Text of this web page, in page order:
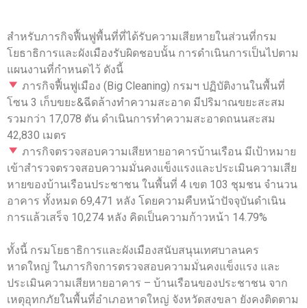
สำหรับภารกิจฟื้นฟูพื้นที่ที่ได้รับความเสียหายในส่วนที่กรม
โยธาธิการและผังเมืองรับผิดชอบนั้น การดำเนินการเป็นไปตาม
แผนงานที่กำหนดไว้ ดังนี้
ภารกิจฟื้นฟูเมือง (Big Cleaning) กรมฯ ปฏิบัติงานในพื้นที่
โซน 3 เก็บขยะ&ฉีดล้างทำความสะอาด มีปริมาณขยะสะสม
รวมกว่า 17,078 ตัน ดำเนินการทำความสะอาดถนนสะสม
42,830 เมตร
ภารกิจตรวจสอบความเสียหายอาคารบ้านเรือน มีเป้าหมาย
เข้าสำรวจตรวจสอบความมั่นคงแข็งแรงและประเมินความเสีย
หายของบ้านเรือนประชาชน ในพื้นที่ 4 เขต 103 ชุมชน จำนวน
อาคาร ทั้งหมด 69,471 หลัง โดยความคืบหน้าปัจจุบันดำเนิน
การแล้วเสร็จ 10,274 หลัง คิดเป็นความก้าวหน้า 14.79%
ทั้งนี้ กรมโยธาธิการและผังเมืองสนับสนุนเทศบาลนคร
หาดใหญ่ ในภารกิจการตรวจสอบความมั่นคงแข็งแรง และ
ประเมินความเสียหายอาคาร – บ้านเรือนของประชาชน จาก
เหตุอุทกภัยในพื้นที่อำเภอหาดใหญ่ จังหวัดสงขลา ยังคงติดตาม